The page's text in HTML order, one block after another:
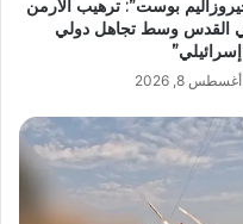
بوست”: ترهيب الأرمن
القدس وسط تجاهل دولي
أغسطس 8, 2026